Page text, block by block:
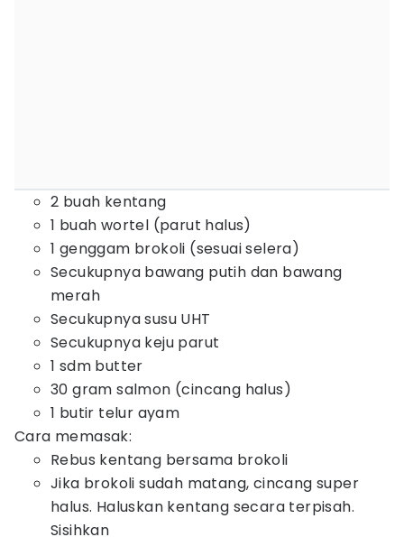
2 buah kentang
1 buah wortel (parut halus)
1 genggam brokoli (sesuai selera)
Secukupnya bawang putih dan bawang
merah
Secukupnya susu UHT
Secukupnya keju parut
1 sdm butter
30 gram salmon (cincang halus)
1 butir telur ayam
Cara memasak:
Rebus kentang bersama brokoli
Jika brokoli sudah matang, cincang super
halus. Haluskan kentang secara terpisah.
Sisihkan